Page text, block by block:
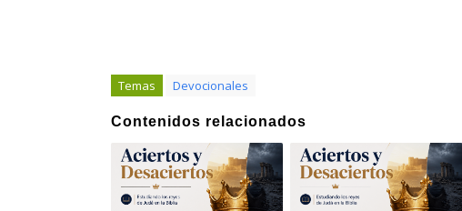
Temas Devocionales
Contenidos relacionados